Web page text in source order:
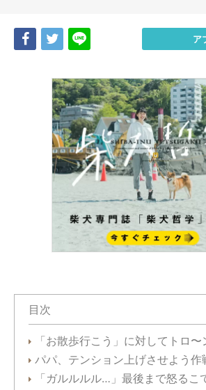
Share Tweet ア
目次
「お散歩行こう」に対してトロ〜
パパ、テンション上げさせよう
「ガルルルル…」最後まで怒るこ